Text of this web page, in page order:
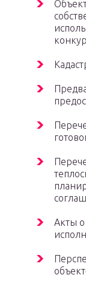
Акты о